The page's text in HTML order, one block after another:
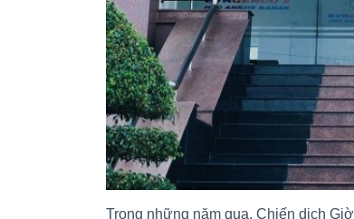
Trong những năm qua, Chiến dịch